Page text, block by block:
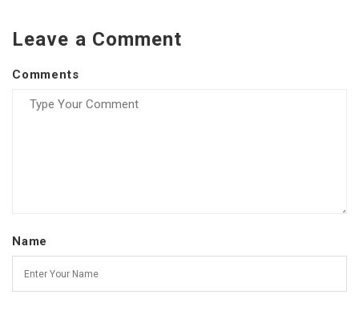
Leave a Comment
Comments
Name